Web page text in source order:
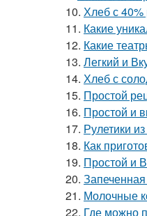
10. Хлеб с 40%
11. Какие
12. Какие
13. Легкий и
14. Хлеб с
15. Простой
16. Простой и
17. Рулетики
18. Как
19. Простой и
20.
21. Молочные
22. Где можно